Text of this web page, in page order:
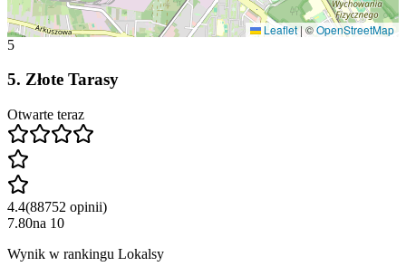
Leaflet | ©OpenStreetMap
5
5. Złote Tarasy
Otwarte teraz
4.4(88752 opinii)
7.80na 10
Wynik w rankingu Lokalsy